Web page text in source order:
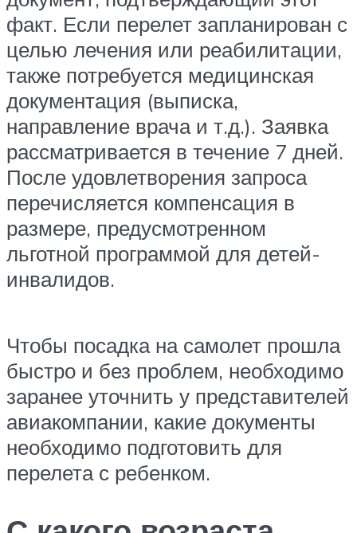
факт. Если перелет запланирован с
целью лечения или реабилитации,
также потребуется медицинская
документация (выписка,
направление врача и т.д.). Заявка
рассматривается в течение 7 дней.
После удовлетворения запроса
перечисляется компенсация в
размере, предусмотренном
льготной программой для детей-
инвалидов.
Чтобы посадка на самолет прошла
быстро и без проблем, необходимо
заранее уточнить у представителей
авиакомпании, какие документы
необходимо подготовить для
перелета с ребенком.